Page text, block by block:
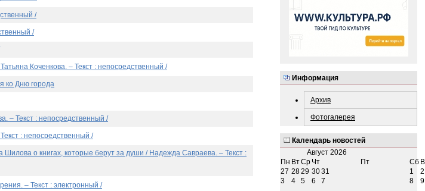
/
/
Коченкова. – Текст : непосредственный /
ко Дню города
– Текст : непосредственный /
: непосредственный /
о книгах, которые берут за души / Надежда Савраева. – Текст :
– Текст : электронный /
Информация
Архив
Фотогалерея
Календарь новостей
Август 2026
Пн ВтСр Чт Пт Сб
27 2829 3031 1
2
3
4 5 6
7
8 9